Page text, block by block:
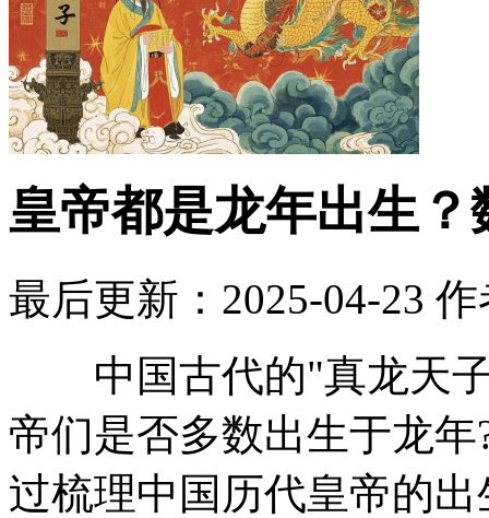
皇帝都是龙年出生
最后更新：2025-04-23 作
中国古代的"真龙天子
帝们是否多数出生于龙
过梳理中国历代皇帝的